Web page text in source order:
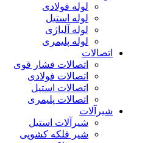
لوله فولادی
لوله استیل
لوله آلیاژی
لوله پلیمری
اتصالات
اتصالات فشار قوی
اتصالات فولادی
اتصالات استیل
اتصالات پلیمری
شیرآلات
شیرآلات استیل
شیر فلکه کشویی